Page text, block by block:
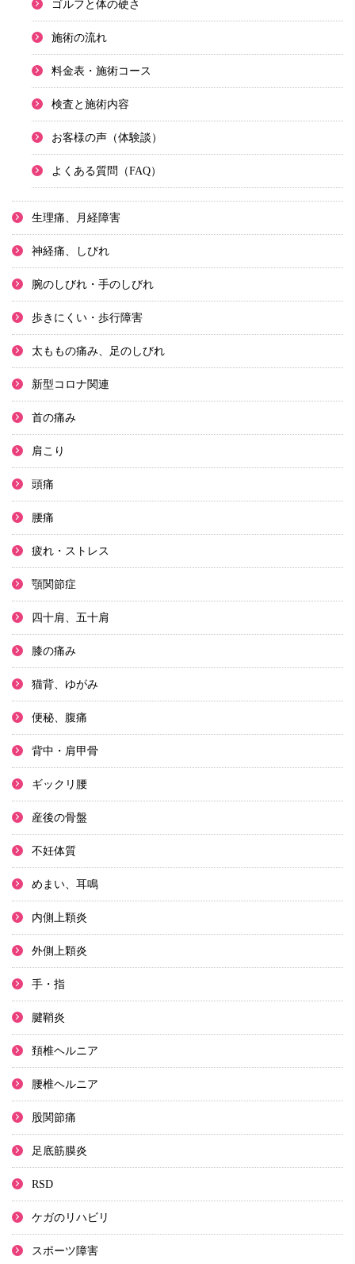
ゴルフと体の硬さ
施術の流れ
料金表・施術コース
検査と施術内容
お客様の声（体験談）
よくある質問（FAQ）
生理痛、月経障害
神経痛、しびれ
腕のしびれ・手のしびれ
歩きにくい・歩行障害
太ももの痛み、足のしびれ
新型コロナ関連
首の痛み
肩こり
頭痛
腰痛
疲れ・ストレス
顎関節症
四十肩、五十肩
膝の痛み
猫背、ゆがみ
便秘、腹痛
背中・肩甲骨
ギックリ腰
産後の骨盤
不妊体質
めまい、耳鳴
内側上顆炎
外側上顆炎
手・指
腱鞘炎
頚椎ヘルニア
腰椎ヘルニア
股関節痛
足底筋膜炎
RSD
ケガのリハビリ
スポーツ障害